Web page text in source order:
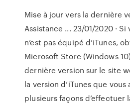
Mise à jour vers la dernière
Assistance ... 23/01/2020 ·
n’est pas équipé d’iTunes,
Microsoft Store (Windows
dernière version sur le site
la version d’iTunes que vous
plusieurs façons d’effectuer